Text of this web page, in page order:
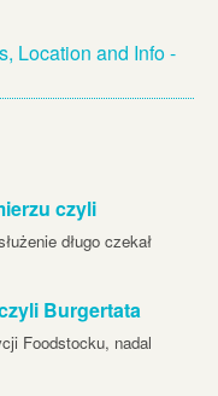
czyli
długo czekał
Burgertata
Foodstocku, nadal